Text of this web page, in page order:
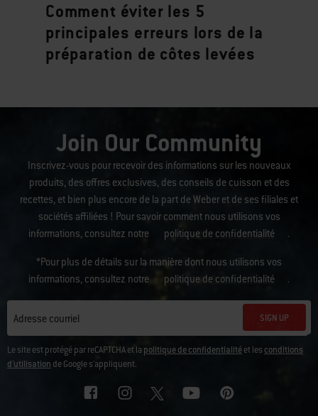
Comment éviter les 5
principales erreurs lors de la
préparation de côtes levées
Join Our Community
Inscrivez-vous pour recevoir des informations sur les nouveaux
produits, des offres exclusives, des conseils de cuisson et des
recettes, et bien plus encore de la part de Weber et de ses filiales et
sociétés affiliées ! Pour savoir comment nous utilisons vos
informations, consultez notre
politique de confidentialité .
*Pour plus de détails sur la manière dont nous utilisons vos
informations, consultez notre
politique de confidentialité .
Adresse courriel SIGN UP
Le site est protégé par reCAPTCHA et la politique de confidentialitéet les conditions
d'utilisation de Google s'appliquent.